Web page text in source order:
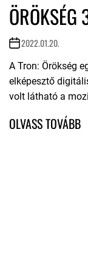
ÖRÖKSÉG
2022.01.20.
A Tron: Örökség
elképesztő
volt látható a